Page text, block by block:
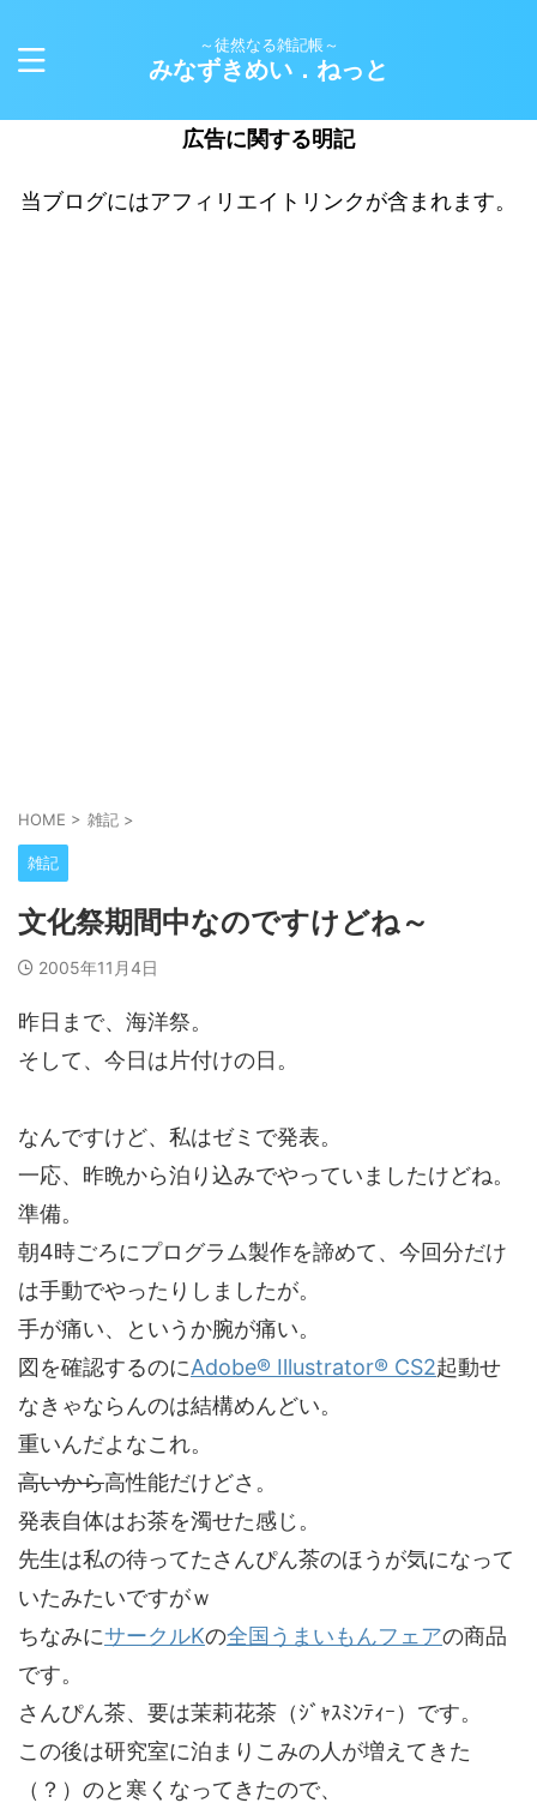
～徒然なる雑記帳～
みなずきめい．ねっと
広告に関する明記
当ブログにはアフィリエイトリンクが含まれます。
HOME > 雑記 >
雑記
文化祭期間中なのですけどね～
2005年11月4日
昨日まで、海洋祭。
そして、今日は片付けの日。
なんですけど、私はゼミで発表。
一応、昨晩から泊り込みでやっていましたけどね。
準備。
朝4時ごろにプログラム製作を諦めて、今回分だけ
は手動でやったりしましたが。
手が痛い、というか腕が痛い。
図を確認するのにAdobe® Illustrator® CS2起動せ
なきゃならんのは結構めんどい。
重いんだよなこれ。
高いから高性能だけどさ。
発表自体はお茶を濁せた感じ。
先生は私の待ってたさんぴん茶のほうが気になって
いたみたいですがｗ
ちなみにサークルKの全国うまいもんフェアの商品
です。
さんぴん茶、要は茉莉花茶（ｼﾞｬｽﾐﾝﾃｨｰ）です。
この後は研究室に泊まりこみの人が増えてきた
（？）のと寒くなってきたので、